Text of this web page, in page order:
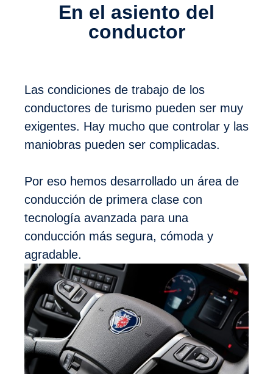
En el asiento del
conductor
Las condiciones de trabajo de los
conductores de turismo pueden ser muy
exigentes. Hay mucho que controlar y las
maniobras pueden ser complicadas.
Por eso hemos desarrollado un área de
conducción de primera clase con
tecnología avanzada para una
conducción más segura, cómoda y
agradable.